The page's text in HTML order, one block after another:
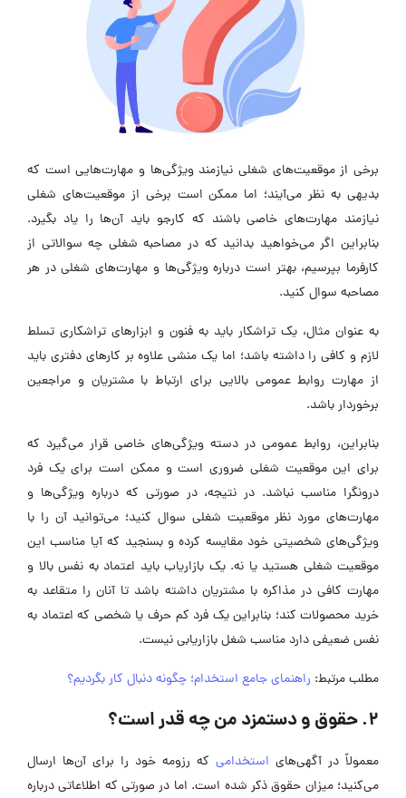
برخی از موقعیت‌های شغلی نیازمند ویژگی‌ها و مهارت‌هایی است که
بديهی به نظر می‌آیند؛ اما ممکن است برخی از موقعیت‌های شغلی
نیازمند مهارت‌های خاصی باشند که کارجو باید آن‌ها را یاد بگیرد.
بنابراین اگر می‌خواهید بدانید که در مصاحبه شغلی چه سوالاتی از
کارفرما بپرسیم، بهتر است درباره ویژگی‌ها و مهارت‌های شغلی در هر
مصاحبه سوال کنید.
به عنوان مثال، یک تراشکار باید به فنون و ابزارهای تراشکاری تسلط
لازم و کافی را داشته باشد؛ اما یک منشی علاوه بر کارهای دفتری باید
از مهارت روابط عمومی بالایی برای ارتباط با مشتریان و مراجعین
برخوردار باشد.
بنابراین، روابط عمومی در دسته ویژگی‌های خاصی قرار می‌گیرد که
برای این موقعیت شغلی ضروری است و ممکن است برای یک فرد
درونگرا مناسب نباشد. در نتیجه، در صورتی که درباره ویژگی‌ها و
مهارت‌های مورد نظر موقعیت شغلی سوال کنید؛ می‌توانید آن را با
ویژگی‌های شخصیتی خود مقایسه کرده و بسنجید که آیا مناسب این
موقعیت شغلی هستید یا نه. یک بازارياب باید اعتماد به نفس بالا و
مهارت کافی در مذاکره با مشتریان داشته باشد تا آنان را متقاعد به
خرید محصولات کند؛ بنابراین یک فرد کم حرف یا شخصی که اعتماد به
نفس ضعیفی دارد مناسب شغل بازاریابی نیست.
مطلب مرتبط: راهنمای جامع استخدام؛ چگونه دنبال کار بگردیم؟
2. حقوق و دستمزد من چه قدر است؟
معمولاً در آگهی‌های استخدامی که رزومه خود را برای آن‌ها ارسال
می‌کنید؛ میزان حقوق ذکر شده است. اما در صورتی که اطلاعاتی درباره